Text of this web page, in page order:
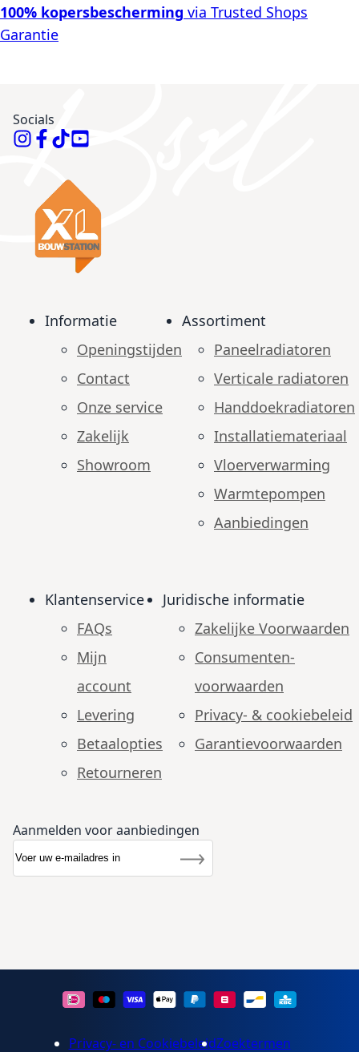
100% kopersbescherming via Trusted Shops
Garantie
Socials
Informatie
Openingstijden
Contact
Onze service
Zakelijk
Showroom
Assortiment
Paneelradiatoren
Verticale radiatoren
Handdoekradiatoren
Installatiemateriaal
Vloerverwarming
Warmtepompen
Aanbiedingen
Klantenservice
FAQs
Mijn
account
Levering
Betaalopties
Retourneren
Juridische informatie
Zakelijke Voorwaarden
Consumenten­
voorwaarden
Privacy- & cookiebeleid
Garantie­voorwaarden
Aanmelden voor aanbiedingen
Nieuwsbrief
Inschrijven
Privacy- en CookiebeleidZoektermen